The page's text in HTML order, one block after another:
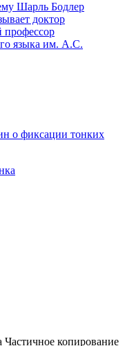
Шарль Бодлер
доктор
профессор
языка им. А.С.
о фиксации тонких
Частичное копирование